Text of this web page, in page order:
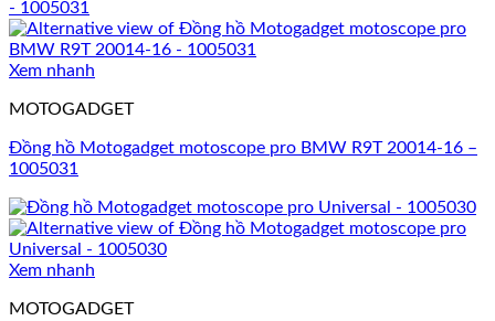
Xem nhanh
MOTOGADGET
Đồng hồ Motogadget motoscope pro BMW R9T 20014-16 –
1005031
Xem nhanh
MOTOGADGET